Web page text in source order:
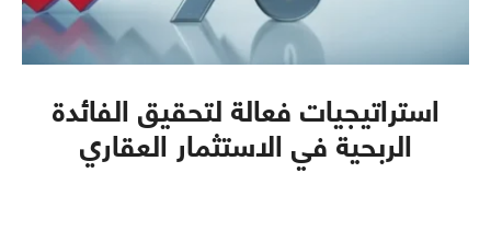
استراتيجيات فعالة لتحقيق الفائدة
الربحية في الاستثمار العقاري